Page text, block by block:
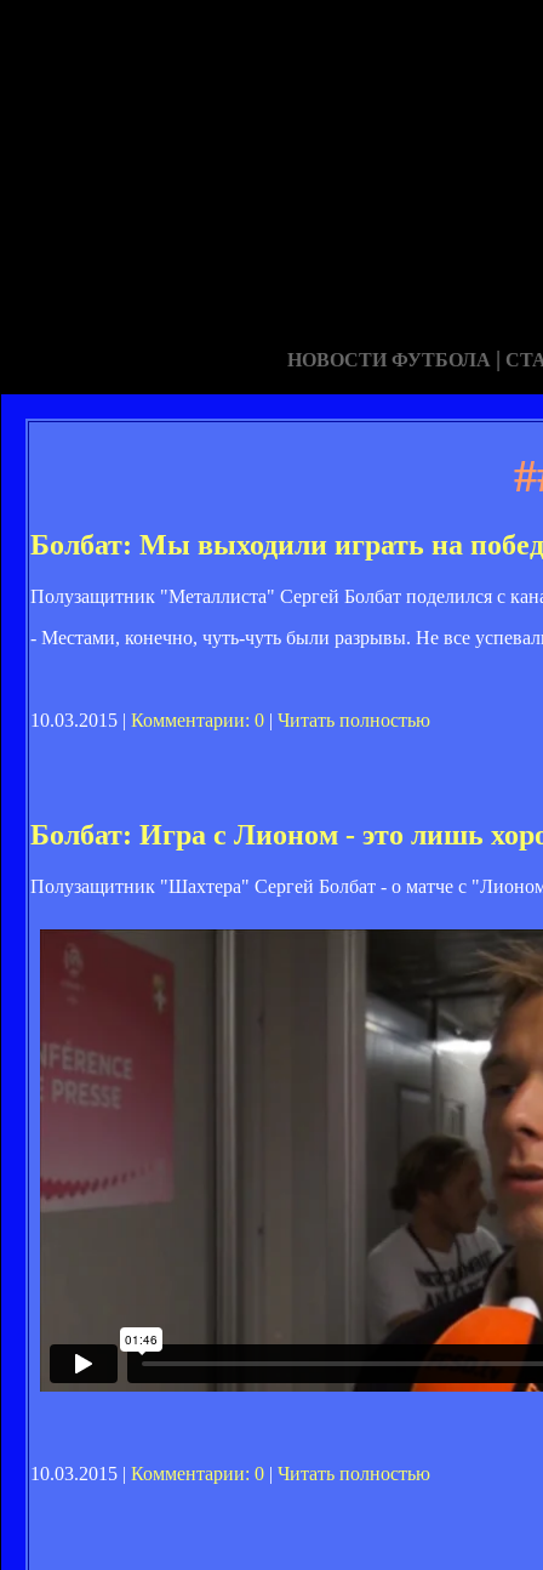
НОВОСТИ ФУТБОЛА |
Болбат: Мы выходили играть на
Полузащитник "Металлиста" Сергей Болбат поделился с
- Местами, конечно, чуть-чуть были разрывы. Не все
10.03.2015 | Комментарии: 0 | Читать полностью
Болбат: Игра с Лионом - это лишь
Полузащитник "Шахтера" Сергей Болбат - о матче с
10.03.2015 | Комментарии: 0 | Читать полностью